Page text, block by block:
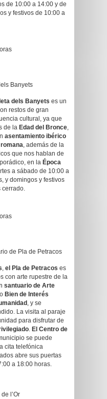
de 10:00 a 14:00 y de
y festivos de 10:00 a
Banyets
dels Banyets es un
restos de gran
cultural, ya que
de la Edad del Bronce,
asentamiento ibérico
, además de la
que nos hablan de
en la Época
a sábado de 10:00 a
y domingos y festivos
cerrado.
de Pla de Petracos
, el Pla de Petracos es
con arte rupestre de la
santuario de Arte
Bien de Interés
, y se
La visita al paraje
para disfrutar de
. El Centro de
se puede
cita telefónica
abre sus puertas
a 18:00 horas.
l’Or